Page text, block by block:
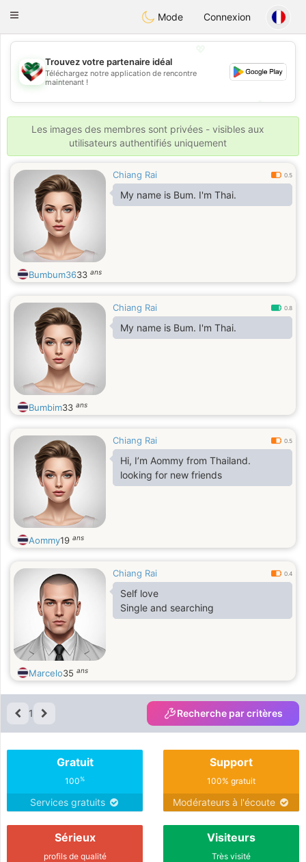
KuwaitChat
Toggle
Mode Connexion
💖
💕
💕
Trouvez votre partenaire idéal
Téléchargez notre application de rencontre
maintenant !
Les images des membres sont privées - visibles aux
utilisateurs authentifiés uniquement
Chiang Rai 0.5
My name is Bum. I'm Thai.
Bumbum3633 ans
Chiang Rai 0.8
My name is Bum. I'm Thai.
Bumbim33 ans
Chiang Rai 0.5
Hi, I’m Aommy from Thailand.
looking for new friends
Aommy19 ans
Chiang Rai 0.4
Self love
Single and searching
Marcelo35 ans
1 Recherche par critères
Gratuit
100%
Services gratuits
Support
100% gratuit
Modérateurs à l'écoute
Sérieux
profils de qualité
Visiteurs
Très visité